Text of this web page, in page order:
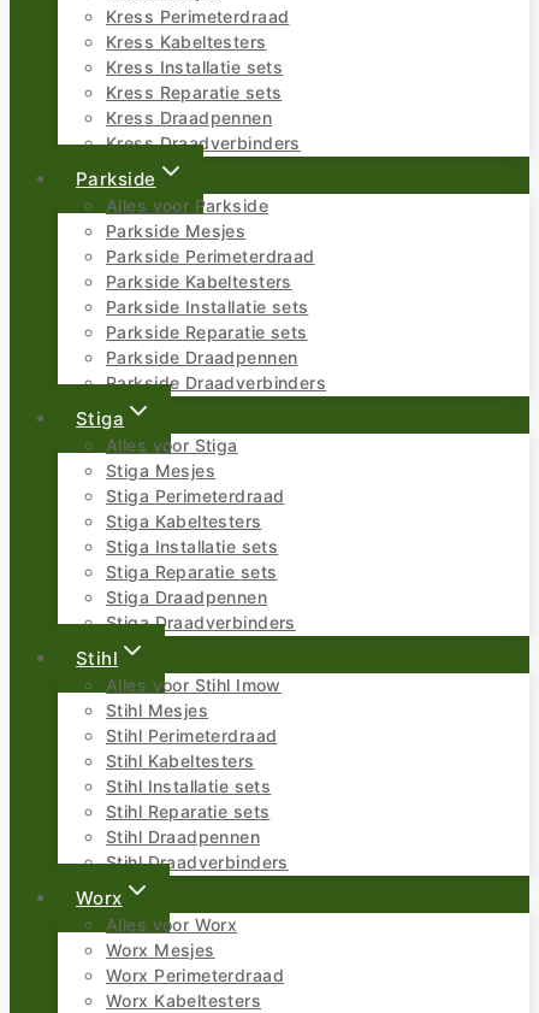
Kress Perimeterdraad
Kress Kabeltesters
Kress Installatie sets
Kress Reparatie sets
Kress Draadpennen
Kress Draadverbinders
Parkside
Alles voor Parkside
Parkside Mesjes
Parkside Perimeterdraad
Parkside Kabeltesters
Parkside Installatie sets
Parkside Reparatie sets
Parkside Draadpennen
Parkside Draadverbinders
Stiga
Alles voor Stiga
Stiga Mesjes
Stiga Perimeterdraad
Stiga Kabeltesters
Stiga Installatie sets
Stiga Reparatie sets
Stiga Draadpennen
Stiga Draadverbinders
Stihl
Alles voor Stihl Imow
Stihl Mesjes
Stihl Perimeterdraad
Stihl Kabeltesters
Stihl Installatie sets
Stihl Reparatie sets
Stihl Draadpennen
Stihl Draadverbinders
Worx
Alles voor Worx
Worx Mesjes
Worx Perimeterdraad
Worx Kabeltesters